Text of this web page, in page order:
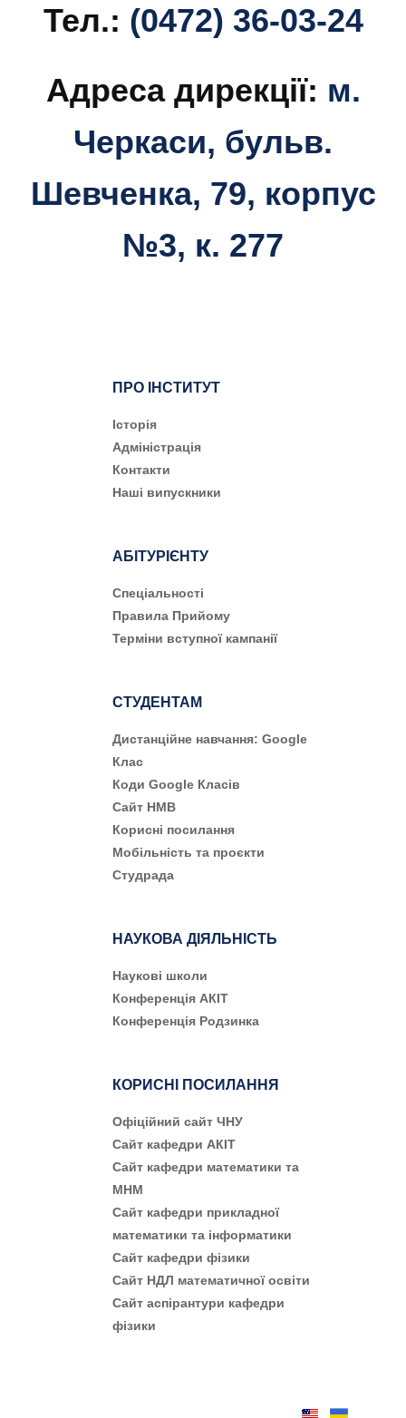
Тел.: (0472) 36-03-24
Адреса дирекції: м.
Черкаси, бульв.
Шевченка, 79, корпус
№3, к. 277
ПРО ІНСТИТУТ
Історія
Адміністрація
Контакти
Наші випускники
АБІТУРІЄНТУ
Cпеціальності
Правила Прийому
Терміни вступної кампанії
СТУДЕНТАМ
Дистанційне навчання: Google
Клас
Коди Google Класів
Сайт НМВ
Корисні посилання
Мобільність та проєкти
Студрада
НАУКОВА ДІЯЛЬНІСТЬ
Наукові школи
Конференція АКІТ
Конференція Родзинка
КОРИСНІ ПОСИЛАННЯ
Офіційний сайт ЧНУ
Сайт кафедри АКІТ
Сайт кафедри математики та
МНМ
Сайт кафедри прикладної
математики та інформатики
Сайт кафедри фізики
Сайт НДЛ математичної освіти
Сайт аспірантури кафедри
фізики